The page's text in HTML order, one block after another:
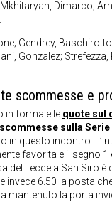
Dimarco;
Gendrey,
Gonzalez;
scommesse e
in forma e le quote sul
sulla Serie
in questo incontro.
favorita e il segno 1
del Lecce a San Siro è
invece 6.50 la posta
mantenuto la porta